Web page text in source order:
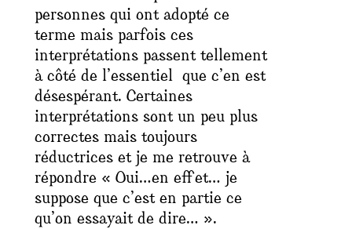
personnes qui ont adopté ce
terme mais parfois ces
interprétations passent tellement
à côté de l’essentiel que c’en est
désespérant. Certaines
interprétations sont un peu plus
correctes mais toujours
réductrices et je me retrouve à
répondre « Oui…en effet… je
suppose que c’est en partie ce
qu’on essayait de dire… ».